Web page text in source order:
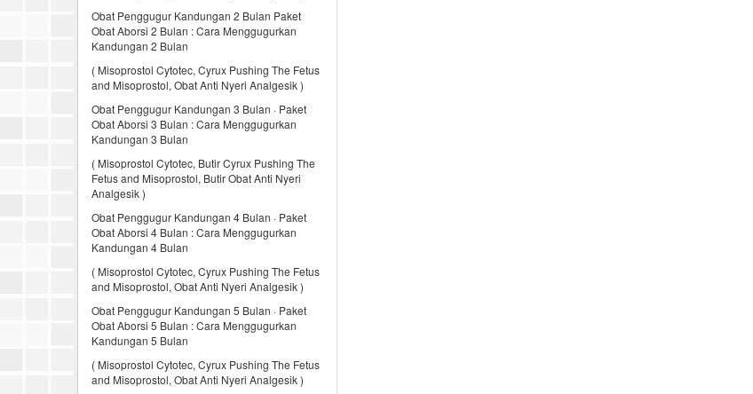
Obat Penggugur Kandungan 2 Bulan Paket
Obat Aborsi 2 Bulan : Cara Menggugurkan
Kandungan 2 Bulan
( Misoprostol Cytotec, Cyrux Pushing The Fetus
and Misoprostol, Obat Anti Nyeri Analgesik )
Obat Penggugur Kandungan 3 Bulan · Paket
Obat Aborsi 3 Bulan : Cara Menggugurkan
Kandungan 3 Bulan
( Misoprostol Cytotec, Butir Cyrux Pushing The
Fetus and Misoprostol, Butir Obat Anti Nyeri
Analgesik )
Obat Penggugur Kandungan 4 Bulan · Paket
Obat Aborsi 4 Bulan : Cara Menggugurkan
Kandungan 4 Bulan
( Misoprostol Cytotec, Cyrux Pushing The Fetus
and Misoprostol, Obat Anti Nyeri Analgesik )
Obat Penggugur Kandungan 5 Bulan · Paket
Obat Aborsi 5 Bulan : Cara Menggugurkan
Kandungan 5 Bulan
( Misoprostol Cytotec, Cyrux Pushing The Fetus
and Misoprostol, Obat Anti Nyeri Analgesik )